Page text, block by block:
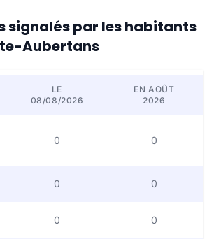
signalés par les habitants
Aubertans
LE
08/08/2026
EN AOÛT
2026
0 0
0 0
0 0